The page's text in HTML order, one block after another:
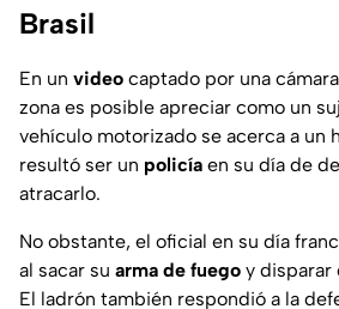
Brasil
En un video captado por una
zona es posible apreciar como un
vehículo motorizado se acerca a un
resultó ser un policía en su día de
atracarlo.
No obstante, el oficial en su día
al sacar su arma de fuego y disparar
El ladrón también respondió a la